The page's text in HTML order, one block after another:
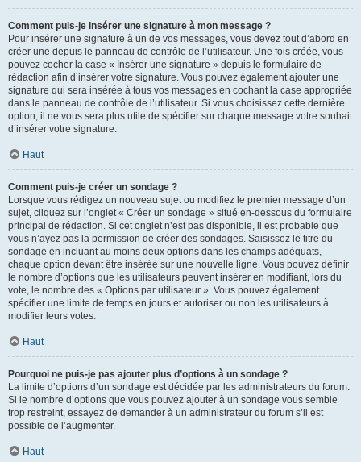
Comment puis-je insérer une signature à mon message ?
Pour insérer une signature à un de vos messages, vous devez tout d’abord en
créer une depuis le panneau de contrôle de l’utilisateur. Une fois créée, vous
pouvez cocher la case « Insérer une signature » depuis le formulaire de
rédaction afin d’insérer votre signature. Vous pouvez également ajouter une
signature qui sera insérée à tous vos messages en cochant la case appropriée
dans le panneau de contrôle de l’utilisateur. Si vous choisissez cette dernière
option, il ne vous sera plus utile de spécifier sur chaque message votre souhait
d’insérer votre signature.
Haut
Comment puis-je créer un sondage ?
Lorsque vous rédigez un nouveau sujet ou modifiez le premier message d’un
sujet, cliquez sur l’onglet « Créer un sondage » situé en-dessous du formulaire
principal de rédaction. Si cet onglet n’est pas disponible, il est probable que
vous n’ayez pas la permission de créer des sondages. Saisissez le titre du
sondage en incluant au moins deux options dans les champs adéquats,
chaque option devant être insérée sur une nouvelle ligne. Vous pouvez définir
le nombre d’options que les utilisateurs peuvent insérer en modifiant, lors du
vote, le nombre des « Options par utilisateur ». Vous pouvez également
spécifier une limite de temps en jours et autoriser ou non les utilisateurs à
modifier leurs votes.
Haut
Pourquoi ne puis-je pas ajouter plus d’options à un sondage ?
La limite d’options d’un sondage est décidée par les administrateurs du forum.
Si le nombre d’options que vous pouvez ajouter à un sondage vous semble
trop restreint, essayez de demander à un administrateur du forum s’il est
possible de l’augmenter.
Haut